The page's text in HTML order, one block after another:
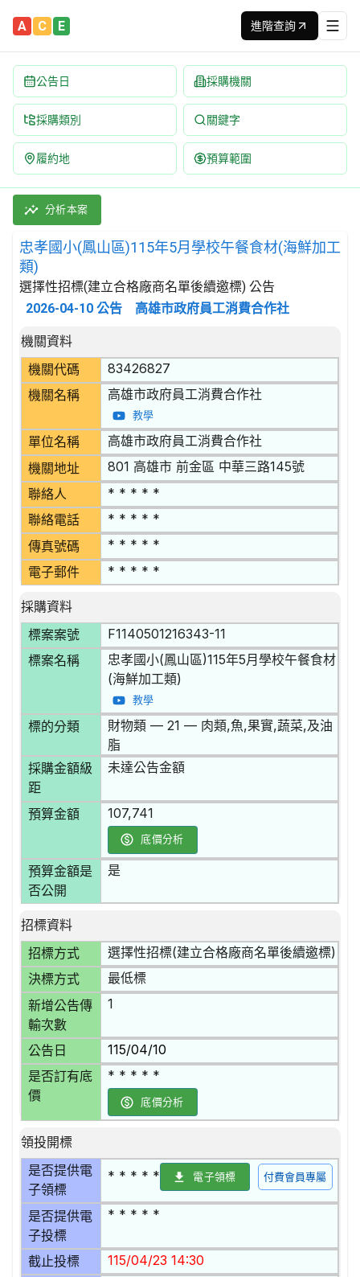
A C E 進階查詢
公告日 採購機關
採購類別 關鍵字
履約地 預算範圍
忠孝國小(鳳山區)115年5月學校午餐食材(海鮮加工類) 招標
採購類別：財物類 肉類,魚,果實,蔬菜,及油脂 | 招標方式：
分析本案
忠孝國小(鳳山區)115年5月學校午餐食材(海鮮加工
類)
選擇性招標(建立合格廠商名單後續邀標) 公告
2026-04-10 公告 高雄市政府員工消費合作社
招標公告詳細內容
機關資料
機關代碼
83426827
機關名稱 高雄市政府員工消費合作社
教學
單位名稱 高雄市政府員工消費合作社
機關地址 801 高雄市 前金區 中華三路145號
聯絡人 * * * * *
聯絡電話 * * * * *
傳真號碼 * * * * *
電子郵件 * * * * *
採購資料
標案案號
F1140501216343-11
標案名稱
忠孝國小(鳳山區)115年5月學校午餐食材
(海鮮加工類)
教學
標的分類
財物類 — 21 — 肉類,魚,果實,蔬菜,及油
脂
採購金額級
距
未達公告金額
預算金額 107,741
底價分析
預算金額是
否公開
是
招標資料
招標方式
選擇性招標(建立合格廠商名單後續邀標)
決標方式 最低標
新增公告傳
輸次數
1
公告日 115/04/10
是否訂有底
價
* * * * *
底價分析
領投開標
是否提供電
子領標
* * * * * 電子領標 付費會員專屬
是否提供電
子投標
* * * * *
截止投標 115/04/23 14:30